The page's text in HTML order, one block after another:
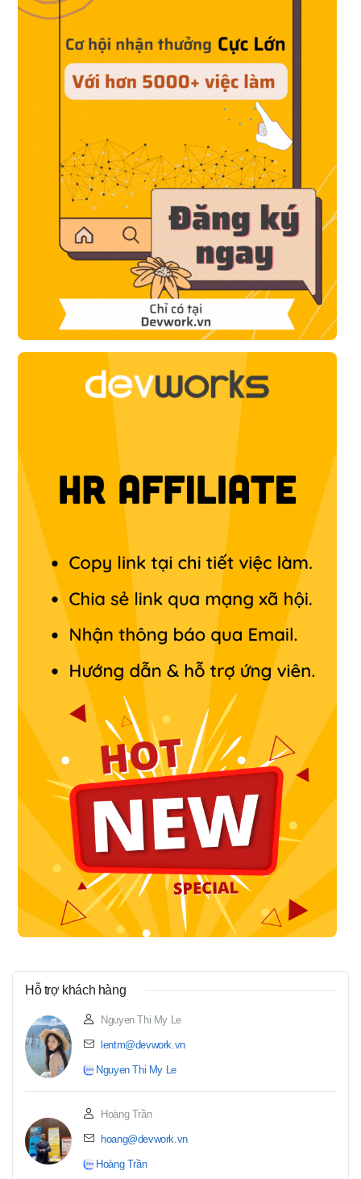
Hỗ trợ khách hàng
Nguyen Thi My Le
lentm@devwork.vn
Nguyen Thi My Le
Hoàng Trần
hoang@devwork.vn
Hoàng Trần